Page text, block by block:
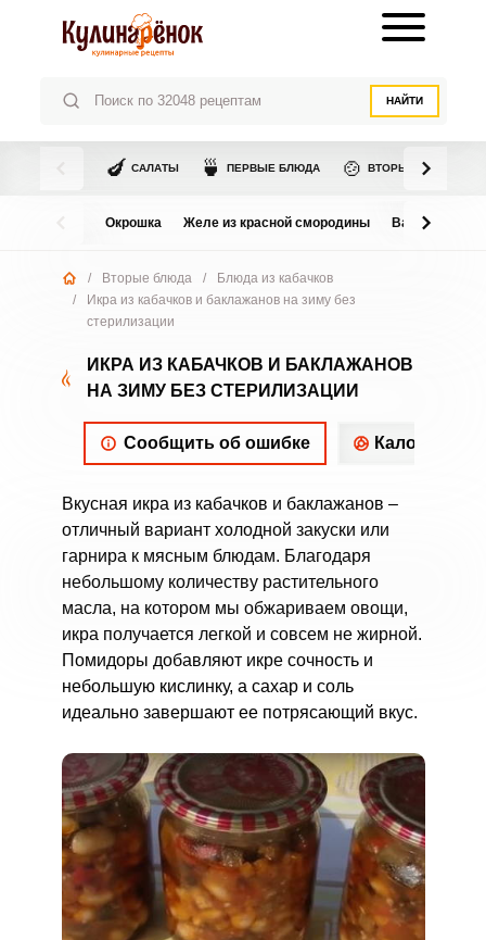
НАЙТИ
🍆 САЛАТЫ 🍵 ПЕРВЫЕ БЛЮДА 🍲 ВТОРЫЕ БЛЮДА
Окрошка Желе из красной смородины Варенье из
/ Вторые блюда /
Блюда из кабачков
/
Икра из кабачков и баклажанов на зиму без
стерилизации
ИКРА ИЗ КАБАЧКОВ И БАКЛАЖАНОВ
НА ЗИМУ БЕЗ СТЕРИЛИЗАЦИИ
Сообщить об ошибке
Вкусная икра из кабачков и баклажанов –
отличный вариант холодной закуски или
гарнира к мясным блюдам. Благодаря
небольшому количеству растительного
масла, на котором мы обжариваем овощи,
икра получается легкой и совсем не жирной.
Помидоры добавляют икре сочность и
небольшую кислинку, а сахар и соль
идеально завершают ее потрясающий вкус.